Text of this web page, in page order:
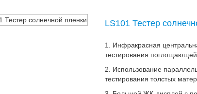
LS101 Тестер
1. Инфракрасная
тестирования поглощающей
2. Использование
тестирования толстых